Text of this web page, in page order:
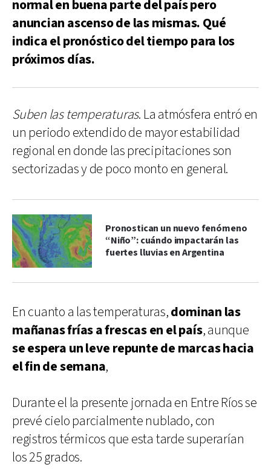
normal en buena parte del país pero
anuncian ascenso de las mismas. Qué
indica el pronóstico del tiempo para los
próximos días.
Suben las temperaturas. La atmósfera entró en
un periodo extendido de mayor estabilidad
regional en donde las precipitaciones son
sectorizadas y de poco monto en general.
Pronostican un nuevo fenómeno
“Niño”: cuándo impactarán las
fuertes lluvias en Argentina
En cuanto a las temperaturas,dominan las
mañanas frías a frescas en el país, aunque
se espera un leve repunte de marcas hacia
el fin de semana,
Durante el la presente jornada en Entre Ríos se
prevé cielo parcialmente nublado, con
registros térmicos que esta tarde superarían
los 25 grados.